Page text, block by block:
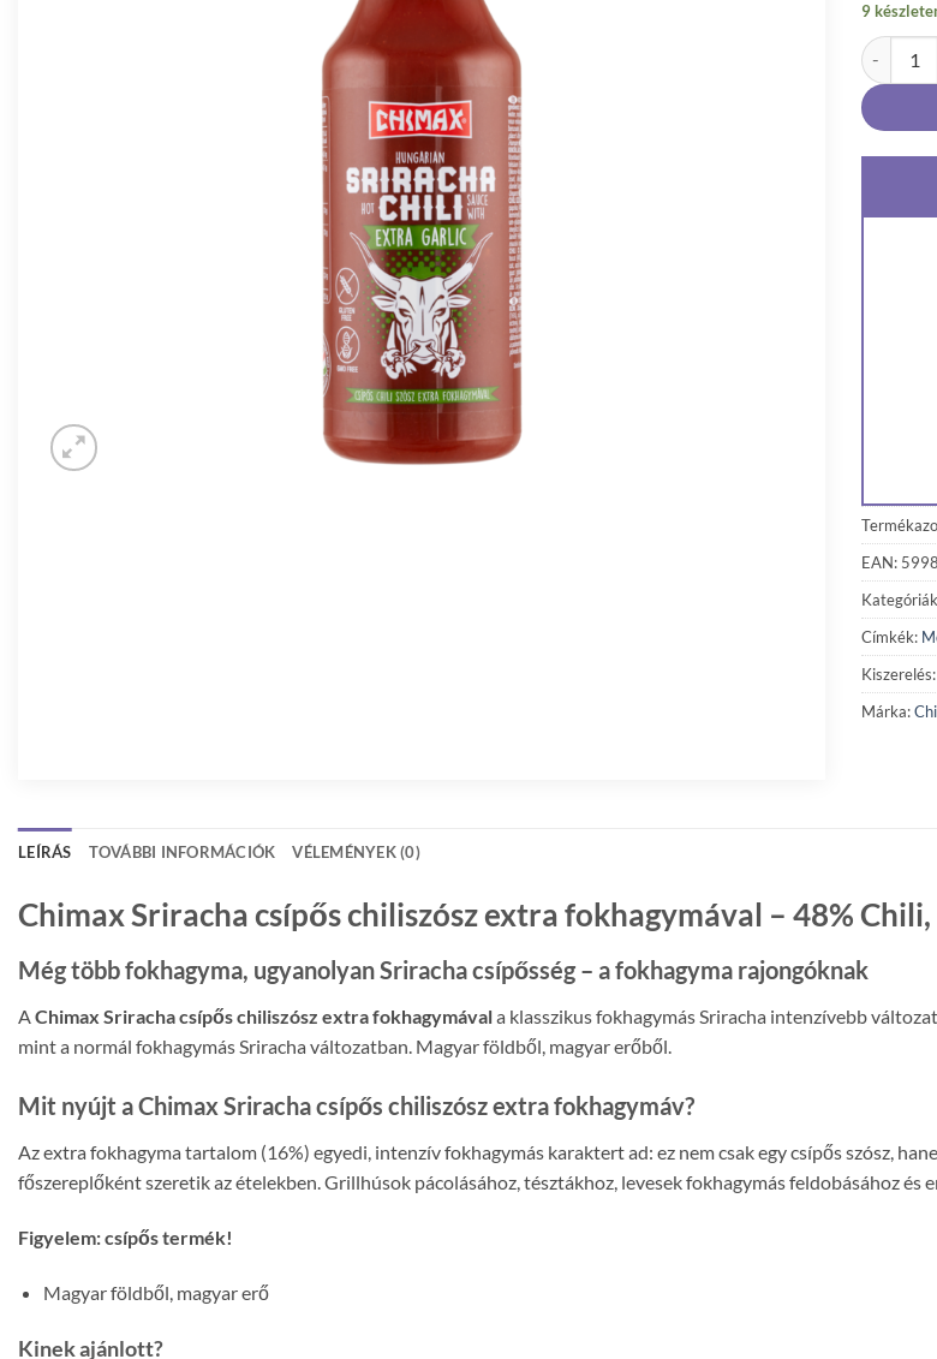
9
Chimax
EAN:
Címkék:
Márka:
LEÍRÁS TOVÁBBI INFORMÁCIÓK VÉLEMÉNYEK (0)
Chimax Sriracha csípős chiliszósz extra fokhagymával – 48%
Még több fokhagyma, ugyanolyan Sriracha csípősség – a fokhagyma rajongóknak
AChimax Sriracha csípős chiliszósz extra fokhagymávala klasszikus fokhagymás Sriracha intenzívebb
mint a normál fokhagymás Sriracha változatban. Magyar földből, magyar erőből.
Mit nyújt a Chimax Sriracha csípős chiliszósz extra fokhagymáv?
Az extra fokhagyma tartalom (16%) egyedi, intenzív fokhagymás karaktert ad: ez nem csak egy csípős szósz,
főszereplőként szeretik az ételekben. Grillhúsok pácolásához, tésztákhoz, levesek fokhagymás feldobásához és
Figyelem: csípős termék!
Magyar földből, magyar erő
Kinek ajánlott?